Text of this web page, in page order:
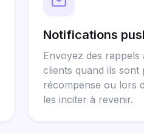
Notifications
Envoyez des rappels
clients quand ils
récompense ou lors
les inciter à revenir.